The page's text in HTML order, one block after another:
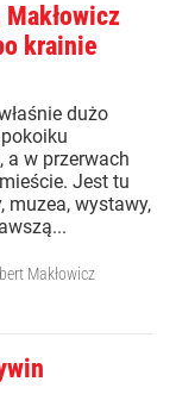
krainie
dużo
a w przerwach
Jest tu
muzea, wystawy,
Makłowicz